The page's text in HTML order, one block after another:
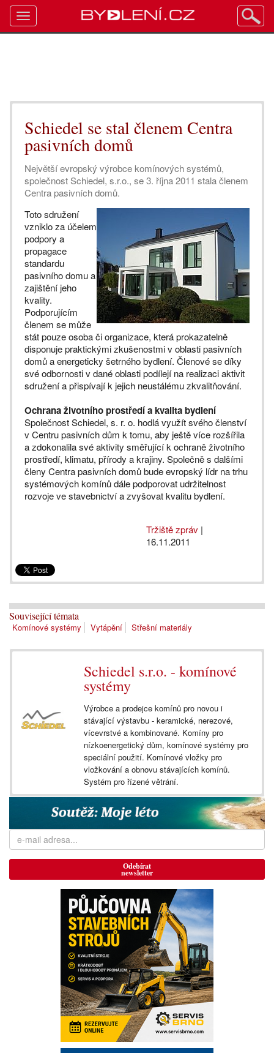
Schiedel se stal členem Centra
pasivních domů
Největší evropský výrobce komínových systémů,
společnost Schiedel, s.r.o., se 3. října 2011 stala členem
Centra pasivních domů.
Toto sdružení
vzniklo za účelem
podpory a
propagace
standardu
pasivního domu a
zajištění jeho
kvality.
Podporujícím
členem se může
stát pouze osoba či organizace, která prokazatelně
disponuje praktickými zkušenostmi v oblasti pasivních
domů a energeticky šetrného bydlení. Členové se díky
své odbornosti v dané oblasti podílejí na realizaci aktivit
sdružení a přispívají k jejich neustálému zkvalitňování.
Ochrana životního prostředí a kvalita bydlení
Společnost Schiedel, s. r. o. hodlá využít svého členství
v Centru pasivních dům k tomu, aby ještě více rozšířila
a zdokonalila své aktivity směřující k ochraně životního
prostředí, klimatu, přírody a krajiny. Společně s dalšími
členy Centra pasivních domů bude evropský lídr na trhu
systémových komínů dále podporovat udržitelnost
rozvoje ve stavebnictví a zvyšovat kvalitu bydlení.
Tržiště zpráv |
16.11.2011
Související témata
Komínové systémy Vytápění Střešní materiály
Schiedel s.r.o. - komínové
systémy
Výrobce a prodejce komínů pro novou i
stávající výstavbu - keramické, nerezové,
vícevrstvé a kombinované. Komíny pro
nízkoenergetický dům, komínové systémy pro
speciální použití. Komínové vložky pro
vložkování a obnovu stávajících komínů.
Systém pro řízené větrání.
Odebírat
newsletter
Toggle
navigation